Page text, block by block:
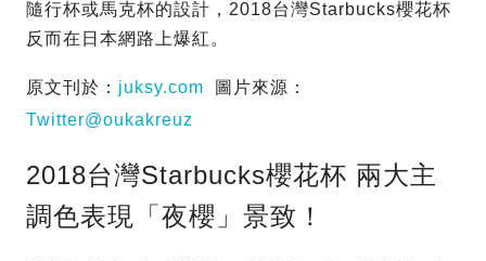
隨行杯或馬克杯的設計，2018台灣Starbucks櫻花杯
反而在日本網路上爆紅。
原文刊於： juksy.com 圖片來源：
Twitter@oukakreuz
2018台灣Starbucks櫻花杯 兩大主
調色表現「夜櫻」景致！